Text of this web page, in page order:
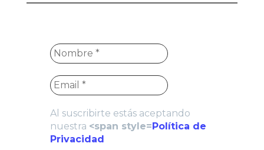
Al suscribirte estás aceptando
nuestra <span style=Política de
Privacidad